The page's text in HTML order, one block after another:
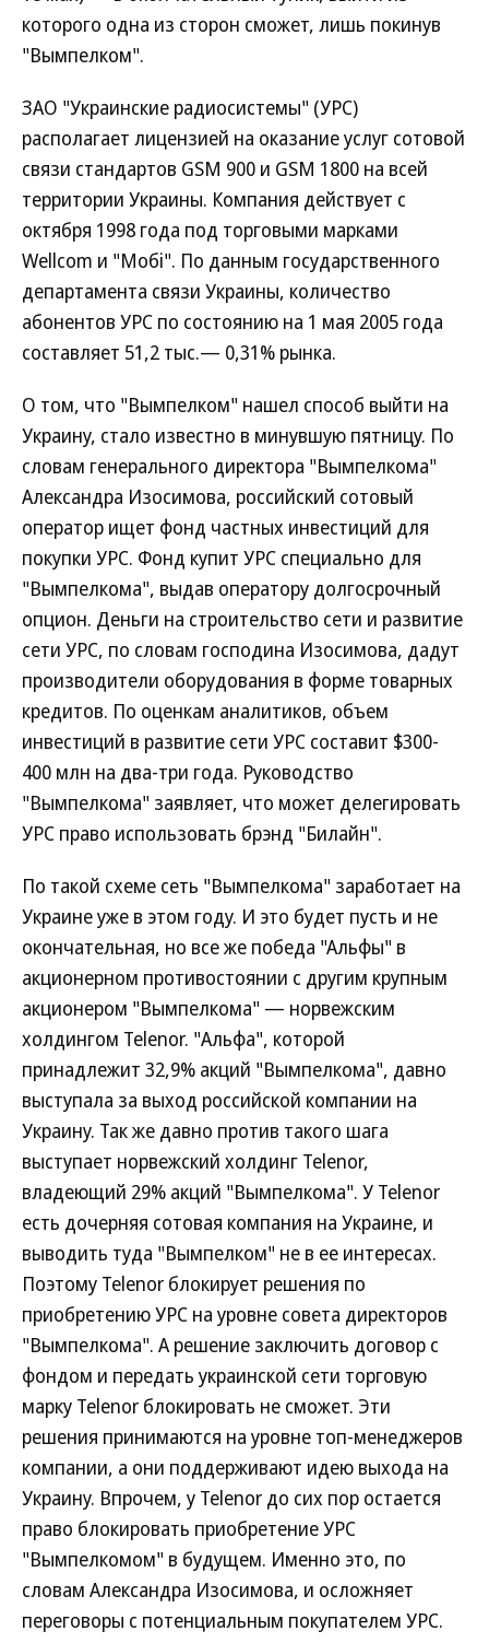
которого одна из сторон сможет, лишь покинув
"Вымпелком".
ЗАО "Украинские радиосистемы" (УРС)
располагает лицензией на оказание услуг сотовой
связи стандартов GSM 900 и GSM 1800 на всей
территории Украины. Компания действует с
октября 1998 года под торговыми марками
Wellcom и "Мобi". По данным государственного
департамента связи Украины, количество
абонентов УРС по состоянию на 1 мая 2005 года
составляет 51,2 тыс.— 0,31% рынка.
О том, что "Вымпелком" нашел способ выйти на
Украину, стало известно в минувшую пятницу. По
словам генерального директора "Вымпелкома"
Александра Изосимова, российский сотовый
оператор ищет фонд частных инвестиций для
покупки УРС. Фонд купит УРС специально для
"Вымпелкома", выдав оператору долгосрочный
опцион. Деньги на строительство сети и развитие
сети УРС, по словам господина Изосимова, дадут
производители оборудования в форме товарных
кредитов. По оценкам аналитиков, объем
инвестиций в развитие сети УРС составит $300-
400 млн на два-три года. Руководство
"Вымпелкома" заявляет, что может делегировать
УРС право использовать брэнд "Билайн".
По такой схеме сеть "Вымпелкома" заработает на
Украине уже в этом году. И это будет пусть и не
окончательная, но все же победа "Альфы" в
акционерном противостоянии с другим крупным
акционером "Вымпелкома" — норвежским
холдингом Telenor. "Альфа", которой
принадлежит 32,9% акций "Вымпелкома", давно
выступала за выход российской компании на
Украину. Так же давно против такого шага
выступает норвежский холдинг Telenor,
владеющий 29% акций "Вымпелкома". У Telenor
есть дочерняя сотовая компания на Украине, и
выводить туда "Вымпелком" не в ее интересах.
Поэтому Telenor блокирует решения по
приобретению УРС на уровне совета директоров
"Вымпелкома". А решение заключить договор с
фондом и передать украинской сети торговую
марку Telenor блокировать не сможет. Эти
решения принимаются на уровне топ-менеджеров
компании, а они поддерживают идею выхода на
Украину. Впрочем, у Telenor до сих пор остается
право блокировать приобретение УРС
"Вымпелкомом" в будущем. Именно это, по
словам Александра Изосимова, и осложняет
переговоры с потенциальным покупателем УРС.